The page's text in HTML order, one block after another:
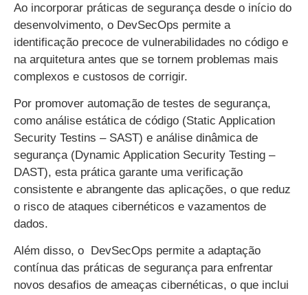
Ao incorporar práticas de segurança desde o início do
desenvolvimento, o DevSecOps permite a
identificação precoce de vulnerabilidades no código e
na arquitetura antes que se tornem problemas mais
complexos e custosos de corrigir.
Por promover automação de testes de segurança,
como análise estática de código (Static Application
Security Testins – SAST) e análise dinâmica de
segurança (Dynamic Application Security Testing –
DAST), esta prática garante uma verificação
consistente e abrangente das aplicações, o que reduz
o risco de ataques cibernéticos e vazamentos de
dados.
Além disso, o DevSecOps permite a adaptação
contínua das práticas de segurança para enfrentar
novos desafios de ameaças cibernéticas, o que inclui